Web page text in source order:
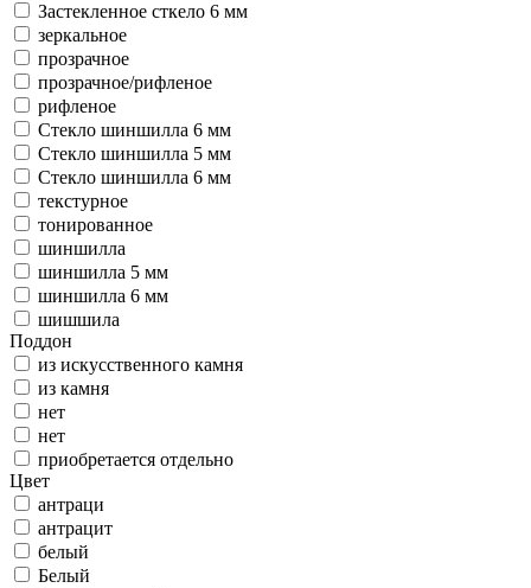
Застекленное сткело 6 мм
зеркальное
прозрачное
прозрачное/рифленое
рифленое
Стекло шиншилла 6 мм
Стекло шиншилла 5 мм
Стекло шиншилла 6 мм
текстурное
тонированное
шиншилла
шиншилла 5 мм
шиншилла 6 мм
шишшила
Поддон
из искусственного камня
из камня
нет
нет
приобретается отдельно
Цвет
антраци
антрацит
белый
Белый